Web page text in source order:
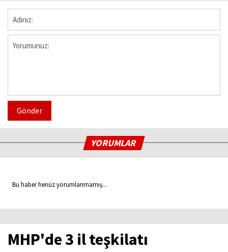
Gönder
YORUMLAR
Bu haber henüz yorumlanmamış...
MHP'de 3 il teşkilatı